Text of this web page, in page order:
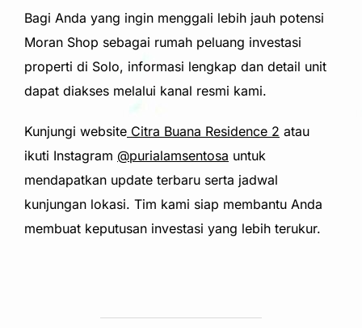
Bagi Anda yang ingin menggali lebih jauh potensi
Moran Shop sebagai rumah peluang investasi
properti di Solo, informasi lengkap dan detail unit
dapat diakses melalui kanal resmi kami.
Kunjungi website Citra Buana Residence 2 atau
ikuti Instagram @purialamsentosa untuk
mendapatkan update terbaru serta jadwal
kunjungan lokasi. Tim kami siap membantu Anda
membuat keputusan investasi yang lebih terukur.